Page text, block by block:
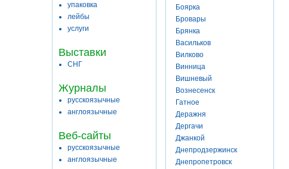
упаковка
лейбы
услуги
Выставки
СНГ
Журналы
русскоязычные
англоязычные
Веб-сайты
русскоязычные
англоязычные
Боярка
Бровары
Брянка
Васильков
Вилково
Винница
Вишневый
Вознесенск
Гатное
Деражня
Дергачи
Джанкой
Днепродзержинск
Днепропетровск